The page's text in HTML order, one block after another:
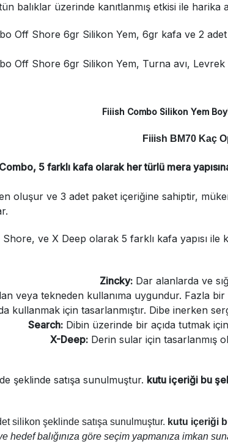
balıklar üzerinde kanıtlanmış etkisi ile harika
Off Shore 6gr Silikon Yem, 6gr kafa ve 2
Off Shore 6gr Silikon Yem, Turna avı,
Fiiish Combo Silikon Yem
Fiiish BM70 Kaç
5 farklı kafa olarak her türlü mera
oluşur ve 3 adet paket içeriğine sahiptir,
ve X Deep olarak 5 farklı kafa yapısı ile
Zincky:Dar alanlarda ve
veya tekneden kullanıma uygundur. Fazla
kullanmak için tasarlanmıştır. Dibe inerken
Search:Dibin üzerinde bir açıda tutmak
X-Deep: Derin sular için tasarlanmış
şeklinde satışa sunulmuştur. kutu içeriği bu
silikon şeklinde satışa sunulmuştur. kutu içeriği
hedef balığınıza göre seçim yapmanıza imkan